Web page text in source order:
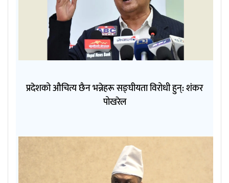
प्रदेशको औचित्य छैन भन्नेहरू सङ्घीयता विरोधी हुन्: शंकर
पोखरेल